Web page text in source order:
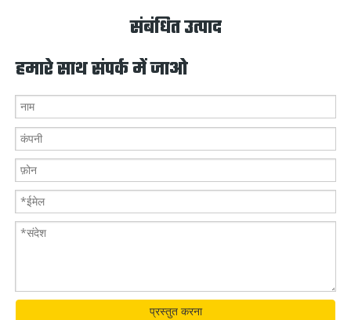
संबंधित उत्पाद
हमारे साथ संपर्क में जाओ
प्रस्तुत करना